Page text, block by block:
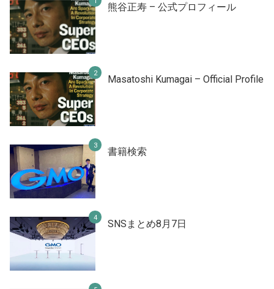
熊谷正寿 – 公式プロフィール
Masatoshi Kumagai – Official Profile
書籍検索
SNSまとめ8月7日